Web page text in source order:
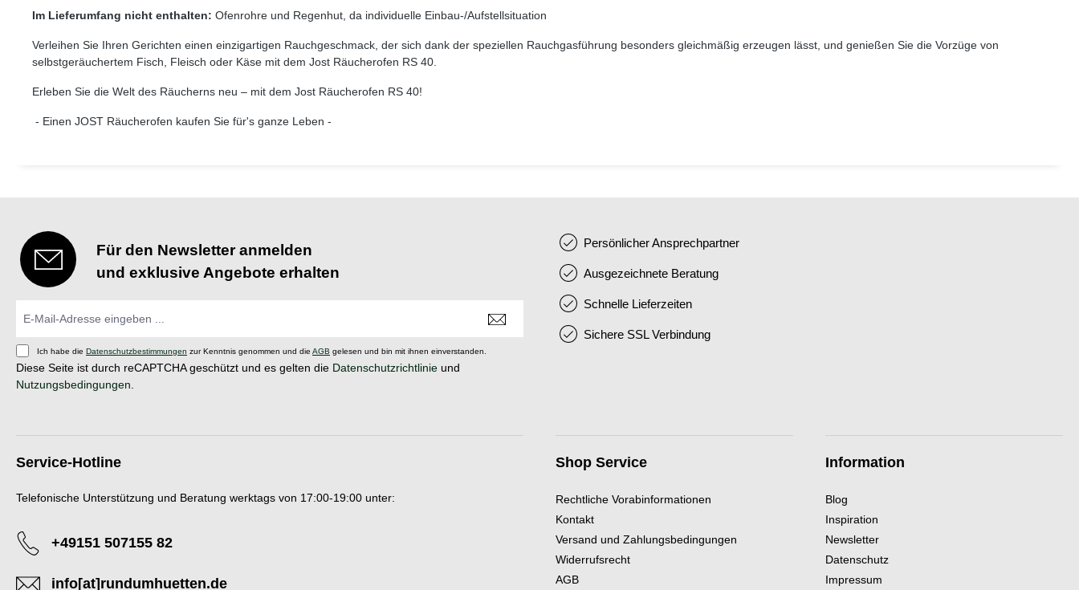
Im Lieferumfang nicht enthalten: Ofenrohre und Regenhut, da individuelle Einbau-/Aufstellsituation
Verleihen Sie Ihren Gerichten einen einzigartigen Rauchgeschmack, der sich dank der speziellen Rauchgasführung besonders gleichmäßig erzeugen lässt, und genießen Sie die Vorzüge von
selbstgeräuchertem Fisch, Fleisch oder Käse mit dem Jost Räucherofen RS 40.
Erleben Sie die Welt des Räucherns neu – mit dem Jost Räucherofen RS 40!
- Einen JOST Räucherofen kaufen Sie für's ganze Leben -
Für den Newsletter anmelden
und exklusive Angebote erhalten
Ich habe die Datenschutzbestimmungen zur Kenntnis genommen und die AGB gelesen und bin mit ihnen einverstanden.
Diese Seite ist durch reCAPTCHA geschützt und es gelten die Datenschutzrichtlinie und
Nutzungsbedingungen
Persönlicher Ansprechpartner
Ausgezeichnete Beratung
Schnelle Lieferzeiten
Sichere SSL Verbindung
Service-Hotline
Telefonische Unterstützung und Beratung werktags von 17:00-19:00 unter:
+49151 507155 82
info[at]rundumhuetten.de
Shop Service
Rechtliche Vorabinformationen
Kontakt
Versand und Zahlungsbedingungen
Widerrufsrecht
AGB
Information
Blog
Inspiration
Newsletter
Datenschutz
Impressum